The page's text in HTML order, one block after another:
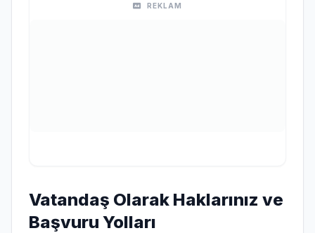
REKLAM
Vatandaş Olarak Haklarınız ve
Başvuru Yolları